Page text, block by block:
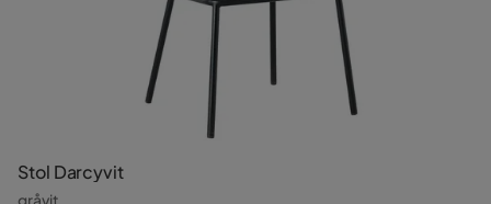
Stol Darcyvit
gråvit